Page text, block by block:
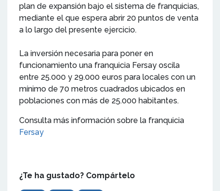
plan de expansión bajo el sistema de franquicias,
mediante el que espera abrir 20 puntos de venta
a lo largo del presente ejercicio.
La inversión necesaria para poner en
funcionamiento una franquicia Fersay oscila
entre 25.000 y 29.000 euros para locales con un
mínimo de 70 metros cuadrados ubicados en
poblaciones con más de 25.000 habitantes.
Consulta más información sobre la franquicia
Fersay
¿Te ha gustado? Compártelo